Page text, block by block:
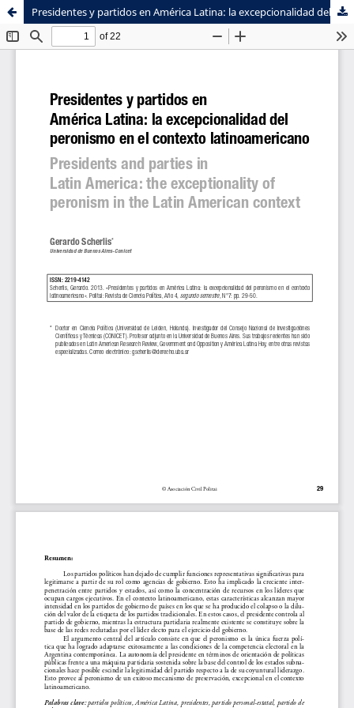
Sistema de
Bibliotecas
Facultad de
Ciencias Sociales
Presidentes y partidos en América Latina: la excepcionalidad del peronismo en el contexto latinoamericano